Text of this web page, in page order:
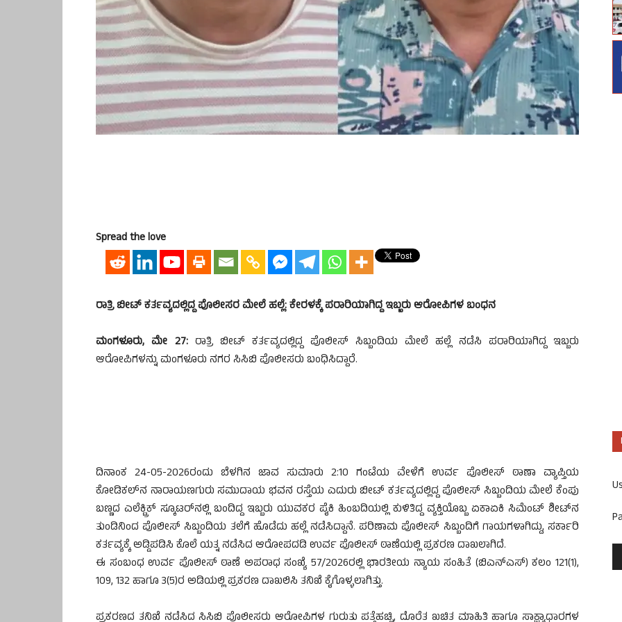
Spread the love
ರಾತ್ರಿ ಬೀಟ್ ಕರ್ತವ್ಯದಲ್ಲಿದ್ದ ಪೊಲೀಸರ ಮೇಲೆ ಹಲ್ಲೆ: ಕೇರಳಕ್ಕೆ ಪರಾರಿಯಾಗಿದ್ದ ಇಬ್ಬರು ಆರೋಪಿಗಳ ಬಂಧನ
ಮಂಗಳೂರು, ಮೇ 27:ರಾತ್ರಿ ಬೀಟ್ ಕರ್ತವ್ಯದಲ್ಲಿದ್ದ ಪೊಲೀಸ್ ಸಿಬ್ಬಂದಿಯ ಮೇಲೆ ಹಲ್ಲೆ ನಡೆಸಿ ಪರಾರಿಯಾಗಿದ್ದ ಇಬ್ಬರು
ಆರೋಪಿಗಳನ್ನು ಮಂಗಳೂರು ನಗರ ಸಿಸಿಬಿ ಪೊಲೀಸರು ಬಂಧಿಸಿದ್ದಾರೆ.
ದಿನಾಂಕ 24-05-2026ರಂದು ಬೆಳಗಿನ ಜಾವ ಸುಮಾರು 2:10 ಗಂಟೆಯ ವೇಳೆಗೆ ಉರ್ವ ಪೊಲೀಸ್ ಠಾಣಾ ವ್ಯಾಪ್ತಿಯ
ಕೋಡಿಕಲ್‌ನ ನಾರಾಯಣಗುರು ಸಮುದಾಯ ಭವನ ರಸ್ತೆಯ ಎದುರು ಬೀಟ್ ಕರ್ತವ್ಯದಲ್ಲಿದ್ದ ಪೊಲೀಸ್ ಸಿಬ್ಬಂದಿಯ ಮೇಲೆ ಕೆಂಪು
ಬಣ್ಣದ ಎಲೆಕ್ಟ್ರಿಕ್ ಸ್ಕೂಟರ್‌ನಲ್ಲಿ ಬಂದಿದ್ದ ಇಬ್ಬರು ಯುವಕರ ಪೈಕಿ ಹಿಂಬದಿಯಲ್ಲಿ ಕುಳಿತಿದ್ದ ವ್ಯಕ್ತಿಯೊಬ್ಬ ಏಕಾಏಕಿ ಸಿಮೆಂಟ್ ಶೀಟ್‌ನ
ತುಂಡಿನಿಂದ ಪೊಲೀಸ್ ಸಿಬ್ಬಂದಿಯ ತಲೆಗೆ ಹೊಡೆದು ಹಲ್ಲೆ ನಡೆಸಿದ್ದಾನೆ. ಪರಿಣಾಮ ಪೊಲೀಸ್ ಸಿಬ್ಬಂದಿಗೆ ಗಾಯಗಳಾಗಿದ್ದು, ಸರ್ಕಾರಿ
ಕರ್ತವ್ಯಕ್ಕೆ ಅಡ್ಡಿಪಡಿಸಿ ಕೊಲೆ ಯತ್ನ ನಡೆಸಿದ ಆರೋಪದಡಿ ಉರ್ವ ಪೊಲೀಸ್ ಠಾಣೆಯಲ್ಲಿ ಪ್ರಕರಣ ದಾಖಲಾಗಿದೆ.
ಈ ಸಂಬಂಧ ಉರ್ವ ಪೊಲೀಸ್ ಠಾಣೆ ಅಪರಾಧ ಸಂಖ್ಯೆ 57/2026ರಲ್ಲಿ ಭಾರತೀಯ ನ್ಯಾಯ ಸಂಹಿತೆ (ಬಿಎನ್‌ಎಸ್) ಕಲಂ 121(1),
109, 132 ಹಾಗೂ 3(5)ರ ಅಡಿಯಲ್ಲಿ ಪ್ರಕರಣ ದಾಖಲಿಸಿ ತನಿಖೆ ಕೈಗೊಳ್ಳಲಾಗಿತ್ತು.
ಪ್ರಕರಣದ ತನಿಖೆ ನಡೆಸಿದ ಸಿಸಿಬಿ ಪೊಲೀಸರು ಆರೋಪಿಗಳ ಗುರುತು ಪತ್ತೆಹಚ್ಚಿ, ದೊರೆತ ಖಚಿತ ಮಾಹಿತಿ ಹಾಗೂ ಸಾಕ್ಷ್ಯಾಧಾರಗಳ